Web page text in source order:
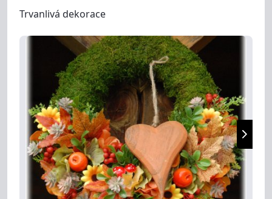
Trvanlivá dekorace